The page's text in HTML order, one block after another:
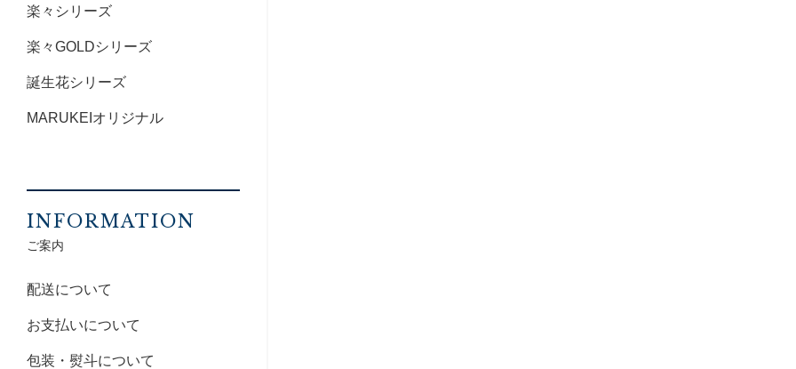
楽々シリーズ
楽々GOLDシリーズ
誕生花シリーズ
MARUKEIオリジナル
INFORMATION
ご案内
配送について
お支払いについて
包装・熨斗について